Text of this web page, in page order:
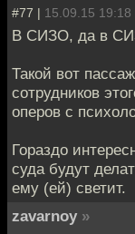
#77 | 15.09.15 19:18
В СИЗО, да в
Такой вот
сотрудников
оперов с
Гораздо
суда будут
ему (ей) светит.
zavarnoy »